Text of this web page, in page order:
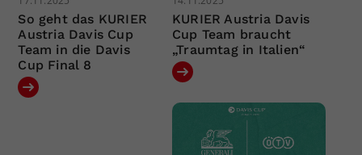
So geht das KURIER
Austria Davis Cup
Team in die Davis
Cup Final 8
KURIER Austria Davis
Cup Team braucht
„Traumtag in Italien“